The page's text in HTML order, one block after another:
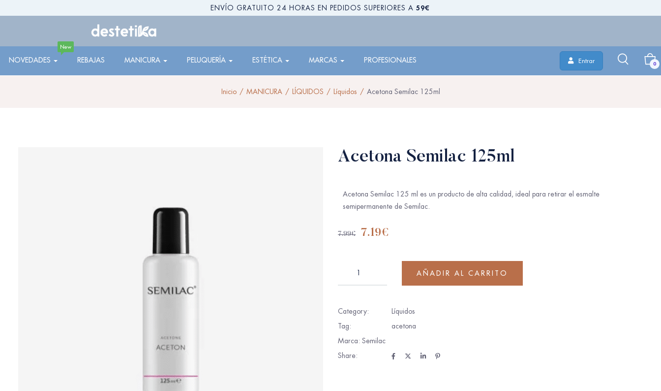
ENVÍO GRATUITO 24 HORAS EN PEDIDOS SUPERIORES A 59€
NOVEDADES
New
REBAJAS MANICURA PELUQUERÍA ESTÉTICA MARCAS PROFESIONALES Entrar 0
Inicio MANICURA LÍQUIDOS Líquidos Acetona Semilac 125ml
Acetona Semilac 125ml
Acetona Semilac 125 ml es un producto de alta calidad, ideal para retirar el esmalte
semipermanente de Semilac.
7.99€ 7.19€
AÑADIR AL CARRITO
Category:
Líquidos
Tag:
acetona
Marca: Semilac
Share: